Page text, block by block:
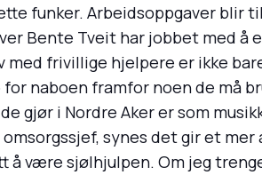
funker. Arbeidsoppgaver
Bente Tveit har jobbet med
frivillige hjelpere er ikke
naboen framfor noen de må
gjør i Nordre Aker er som
synes det gir et
å være sjølhjulpen. Om jeg